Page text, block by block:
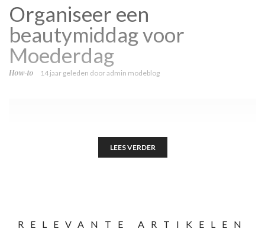
Organiseer een
beautymiddag voor
Moederdag
How-to 14 jaar geleden dooradmin modeblog
LEES VERDER
RELEVANTE ARTIKELEN